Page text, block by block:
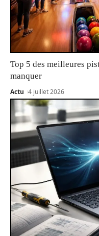
Top 5 des meilleures
manquer
Actu 4 juillet 2026